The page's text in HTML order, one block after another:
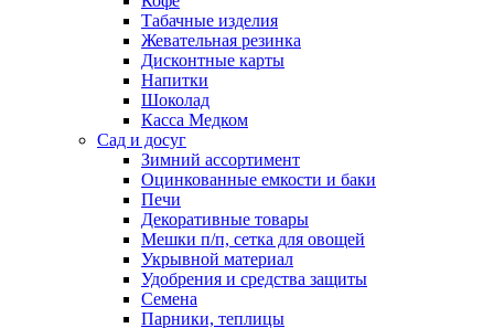
Табачные изделия
Жевательная резинка
Дисконтные карты
Напитки
Шоколад
Касса Медком
Сад и досуг
Зимний ассортимент
Оцинкованные емкости и баки
Печи
Декоративные товары
Мешки п/п, сетка для овощей
Укрывной материал
Удобрения и средства защиты
Семена
Парники, теплицы